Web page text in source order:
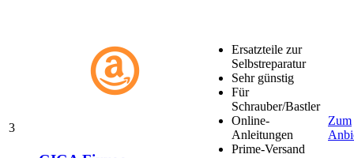
3
Ersatzteile zur
Selbstreparatur
Sehr günstig
Für
Schrauber/Bastler
Online-
Anleitungen
Prime-Versand
Zum